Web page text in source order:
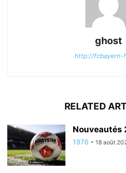
ghost
http://fcbayern-
RELATED
1976 - 18 août